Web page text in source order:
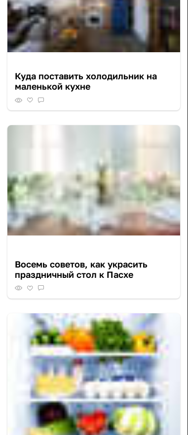
Куда поставить холодильник на
маленькой кухне
Восемь советов, как украсить
праздничный стол к Пасхе